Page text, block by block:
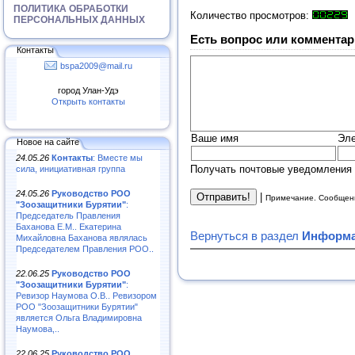
ПОЛИТИКА ОБРАБОТКИ
ПЕРСОНАЛЬНЫХ ДАННЫХ
Контакты
bspa2009@mail.ru
город Улан-Удэ
Открыть контакты
Новое на сайте
24.05.26 Контакты: Вместе мы
сила, инициативная группа
24.05.26 Руководство РОО
"Зоозащитники Бурятии":
Председатель Правления
Баханова Е.М.. Екатерина
Михайловна Баханова являлась
Председателем Правления РОО..
22.06.25 Руководство РОО
"Зоозащитники Бурятии":
Ревизор Наумова О.В.. Ревизором
РОО "Зоозащитники Бурятии"
является Ольга Владимировна
Наумова,..
Количество просмотров:
Есть вопрос или
Ваше имя
Получать почтовые
Примечание.
Вернуться в раздел